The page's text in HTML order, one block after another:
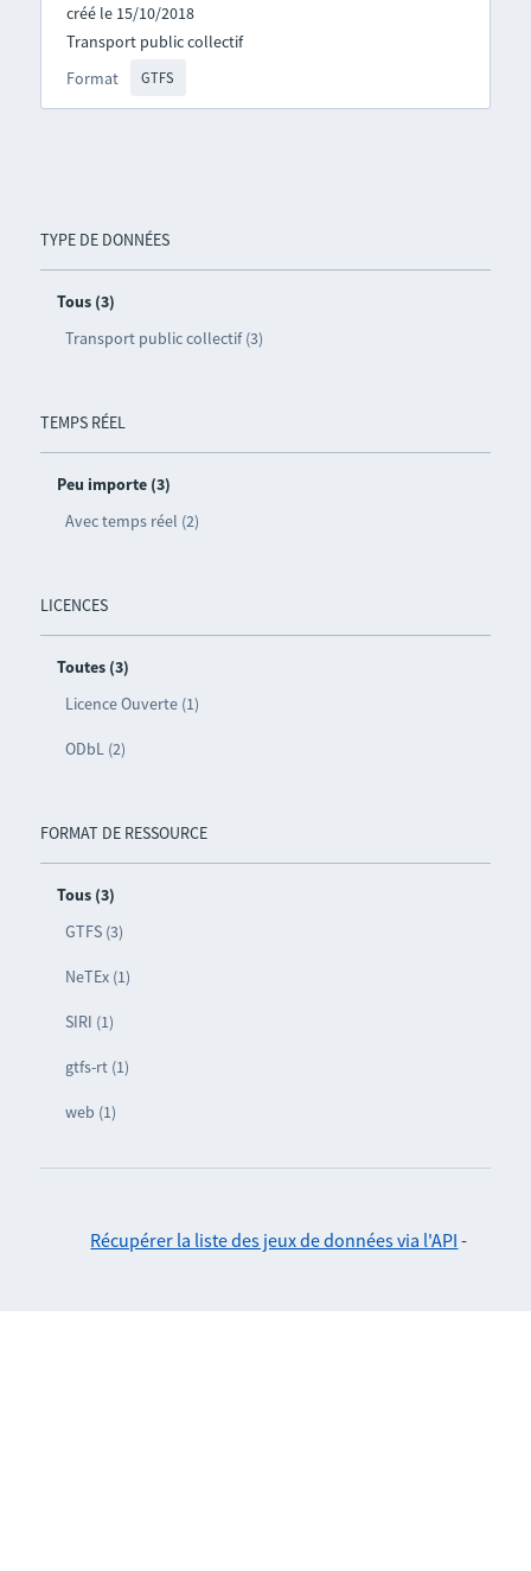
TYPE DE DONNÉES
Tous (3)
Transport public collectif (3)
TEMPS RÉEL
Peu importe (3)
Avec temps réel (2)
LICENCES
Toutes (3)
Licence Ouverte (1)
ODbL (2)
FORMAT DE RESSOURCE
Tous (3)
GTFS (3)
NeTEx (1)
SIRI (1)
gtfs-rt (1)
web (1)
créé le 15/10/2018
Format GTFS
Transport public collectif
Récupérer la liste des jeux de données via l'API -